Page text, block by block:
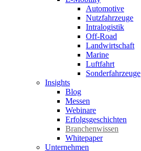
Automotive
Nutzfahrzeuge
Intralogistik
Off-Road
Landwirtschaft
Marine
Luftfahrt
Sonderfahrzeuge
Insights
Blog
Messen
Webinare
Erfolgsgeschichten
Branchenwissen
Whitepaper
Unternehmen